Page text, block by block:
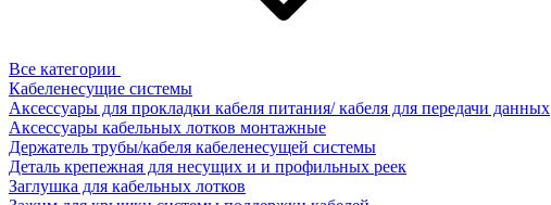
Все категории
Кабеленесущие системы
Аксессуары для прокладки кабеля питания/ кабеля для передачи данных
Аксессуары кабельных лотков монтажные
Держатель трубы/кабеля кабеленесущей системы
Деталь крепежная для несущих и и профильных реек
Заглушка для кабельных лотков